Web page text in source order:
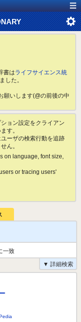
書はライフサイエンス統
した。
願いします(@の前後の中
ョン設定をクライアン
す。
ーザの検索行動を追跡
ん。
on language, font size,
or tracing users'
一致
▼ 詳細検索